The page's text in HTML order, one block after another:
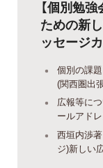
【個別勉
ための新
ッセージ
個別の課
(関西圏出
広報等に
ールアド
西垣内渉著
ジ)新しい